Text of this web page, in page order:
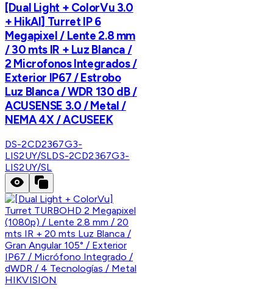
[Dual Light + ColorVu 3.0
+ HikAI] Turret IP 6
Megapixel / Lente 2.8 mm
/ 30 mts IR + Luz Blanca /
2 Microfonos Integrados /
Exterior IP67 / Estrobo
Luz Blanca / WDR 130 dB /
ACUSENSE 3.0 / Metal /
NEMA 4X / ACUSEEK
DS-2CD2367G3-
LIS2UY/SLDS-2CD2367G3-
LIS2UY/SL
HIKVISION